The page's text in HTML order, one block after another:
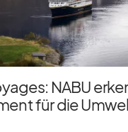
NABU
für die